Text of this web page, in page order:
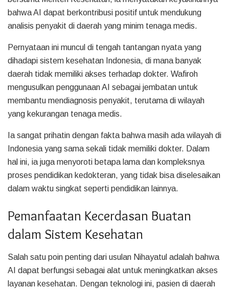
bahwa AI dapat berkontribusi positif untuk mendukung
analisis penyakit di daerah yang minim tenaga medis.
Pernyataan ini muncul di tengah tantangan nyata yang
dihadapi sistem kesehatan Indonesia, di mana banyak
daerah tidak memiliki akses terhadap dokter. Wafiroh
mengusulkan penggunaan AI sebagai jembatan untuk
membantu mendiagnosis penyakit, terutama di wilayah
yang kekurangan tenaga medis.
Ia sangat prihatin dengan fakta bahwa masih ada wilayah di
Indonesia yang sama sekali tidak memiliki dokter. Dalam
hal ini, ia juga menyoroti betapa lama dan kompleksnya
proses pendidikan kedokteran, yang tidak bisa diselesaikan
dalam waktu singkat seperti pendidikan lainnya.
Pemanfaatan Kecerdasan Buatan
dalam Sistem Kesehatan
Salah satu poin penting dari usulan Nihayatul adalah bahwa
AI dapat berfungsi sebagai alat untuk meningkatkan akses
layanan kesehatan. Dengan teknologi ini, pasien di daerah